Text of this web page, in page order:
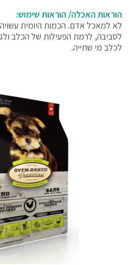
הוראות האכלה/ הוראות שימוש:
לא למאכל אדם. הכמות היומית
לסביבה, לרמת הפעילות של הכלב
לכלב מי שתייה.